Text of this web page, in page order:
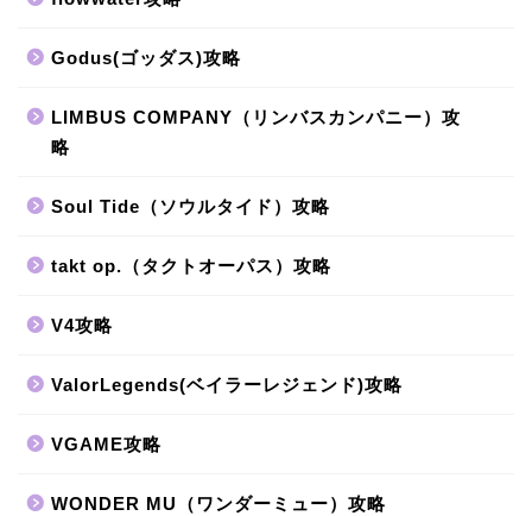
Godus(ゴッダス)攻略
LIMBUS COMPANY（リンバスカンパニー）攻
略
Soul Tide（ソウルタイド）攻略
takt op.（タクトオーパス）攻略
V4攻略
ValorLegends(ベイラーレジェンド)攻略
VGAME攻略
WONDER MU（ワンダーミュー）攻略